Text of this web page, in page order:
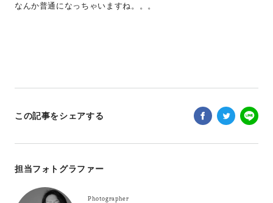
なんか普通になっちゃいますね。。。
この記事をシェアする
担当フォトグラファー
Photographer